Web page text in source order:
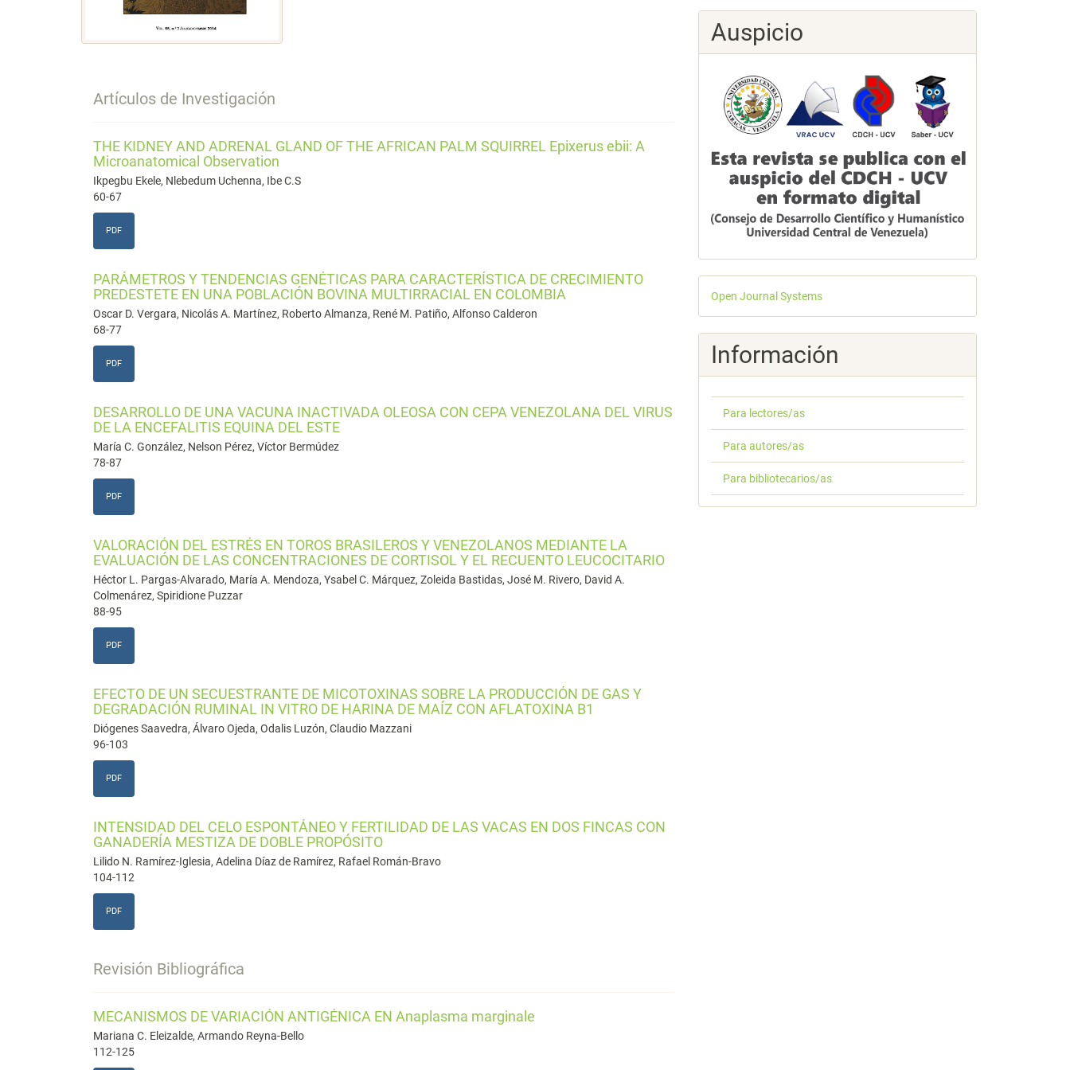
Artículos de Investigación
THE KIDNEY AND ADRENAL GLAND OF THE AFRICAN PALM SQUIRREL Epixerus ebii: A
Microanatomical Observation
Ikpegbu Ekele, Nlebedum Uchenna, Ibe C.S
60-67
PDF
PARÁMETROS Y TENDENCIAS GENÉTICAS PARA CARACTERÍSTICA DE CRECIMIENTO
PREDESTETE EN UNA POBLACIÓN BOVINA MULTIRRACIAL EN COLOMBIA
Oscar D. Vergara, Nicolás A. Martínez, Roberto Almanza, René M. Patiño, Alfonso Calderon
68-77
PDF
DESARROLLO DE UNA VACUNA INACTIVADA OLEOSA CON CEPA VENEZOLANA DEL VIRUS
DE LA ENCEFALITIS EQUINA DEL ESTE
María C. González, Nelson Pérez, Víctor Bermúdez
78-87
PDF
VALORACIÓN DEL ESTRÉS EN TOROS BRASILEROS Y VENEZOLANOS MEDIANTE LA
EVALUACIÓN DE LAS CONCENTRACIONES DE CORTISOL Y EL RECUENTO LEUCOCITARIO
Héctor L. Pargas-Alvarado, María A. Mendoza, Ysabel C. Márquez, Zoleida Bastidas, José M. Rivero, David A.
Colmenárez, Spiridione Puzzar
88-95
PDF
EFECTO DE UN SECUESTRANTE DE MICOTOXINAS SOBRE LA PRODUCCIÓN DE GAS Y
DEGRADACIÓN RUMINAL IN VITRO DE HARINA DE MAÍZ CON AFLATOXINA B1
Diógenes Saavedra, Álvaro Ojeda, Odalis Luzón, Claudio Mazzani
96-103
PDF
INTENSIDAD DEL CELO ESPONTÁNEO Y FERTILIDAD DE LAS VACAS EN DOS FINCAS CON
GANADERÍA MESTIZA DE DOBLE PROPÓSITO
Lilido N. Ramírez-Iglesia, Adelina Díaz de Ramírez, Rafael Román-Bravo
104-112
PDF
Revisión Bibliográfica
MECANISMOS DE VARIACIÓN ANTIGÉNICA EN Anaplasma marginale
Mariana C. Eleizalde, Armando Reyna-Bello
112-125
Auspicio
Desarrollado
por
Open Journal Systems
Información
Para lectores/as
Para autores/as
Para bibliotecarios/as